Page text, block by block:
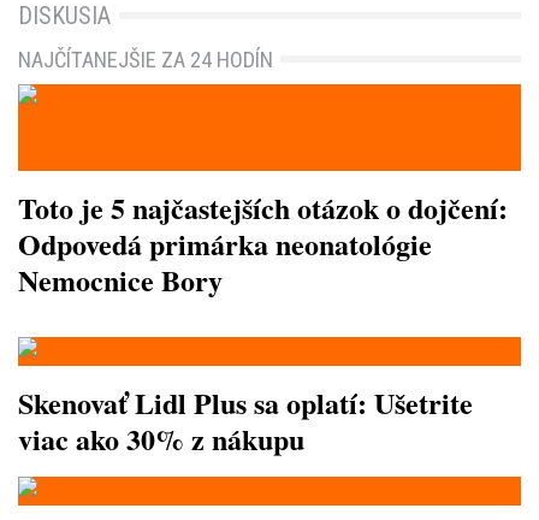
DISKUSIA
NAJČÍTANEJŠIE ZA 24 HODÍN
Toto je 5 najčastejších otázok o dojčení:
Odpovedá primárka neonatológie
Nemocnice Bory
Skenovať Lidl Plus sa oplatí: Ušetrite
viac ako 30% z nákupu